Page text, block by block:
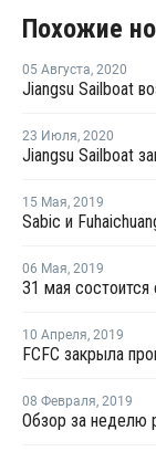
Похожие
05 Августа, 2020
23 Июля, 2020
15 Мая, 2019
06 Мая, 2019
10 Апреля, 2019
08 Февраля, 2019
Обзор за неделю